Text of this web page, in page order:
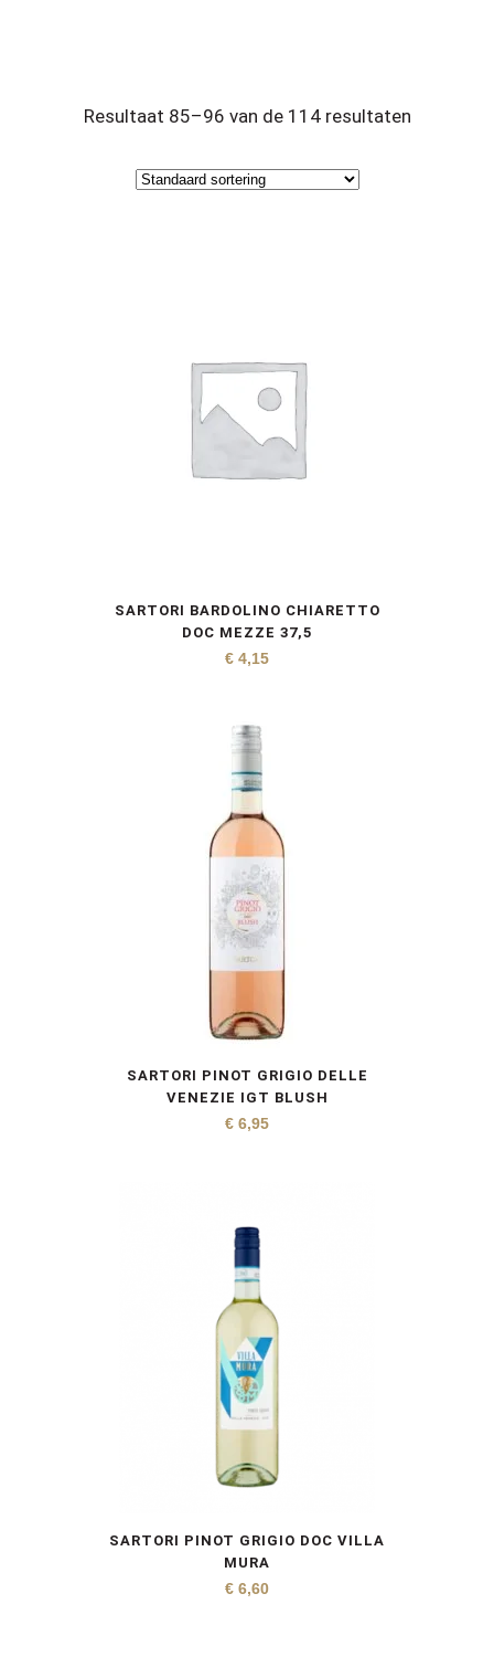
Resultaat 85–96 van de 114 resultaten
wordt getoond
SARTORI BARDOLINO CHIARETTO
DOC MEZZE 37,5
€ 4,15
SARTORI PINOT GRIGIO DELLE
VENEZIE IGT BLUSH
€ 6,95
SARTORI PINOT GRIGIO DOC VILLA
MURA
€ 6,60